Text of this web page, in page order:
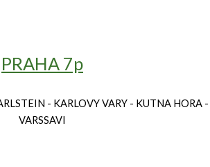
PRAHA 7p
- KARLOVY VARY - KUTNA HORA -
VARSSAVI